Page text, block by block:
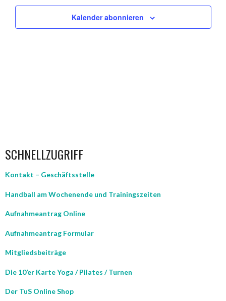
Kalender abonnieren
SCHNELLZUGRIFF
Kontakt – Geschäftsstelle
Handball am Wochenende und Trainingszeiten
Aufnahmeantrag Online
Aufnahmeantrag Formular
Mitgliedsbeiträge
Die 10’er Karte Yoga / Pilates / Turnen
Der TuS Online Shop